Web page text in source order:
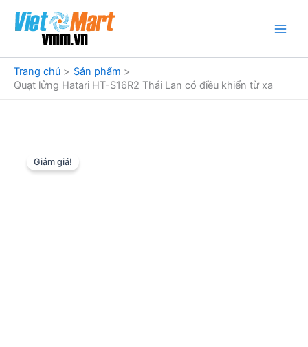
dung
Trang chủ
Sản phẩm
Quạt lửng Hatari HT-S16R2 Thái Lan có điều khiển từ xa
Giảm giá!